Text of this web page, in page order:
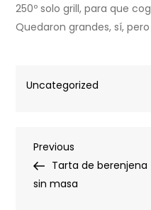
250º solo grill, para que
Quedaron grandes, sí,
Uncategorized
Post
navigation
Previous
Post
Previous
Tarta de berenjena
sin masa